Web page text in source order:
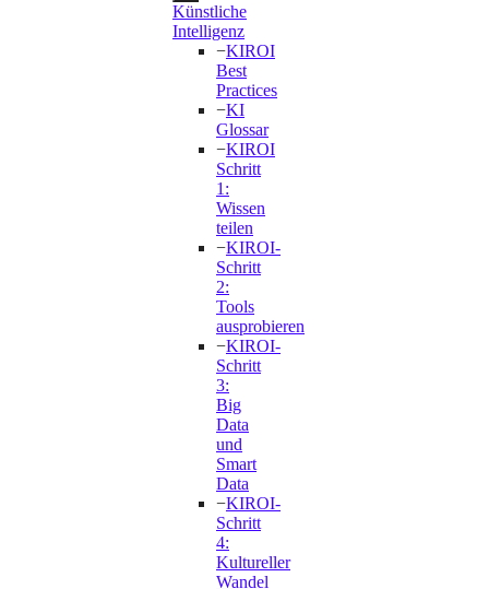
Künstliche
Intelligenz
−KIROI
Best
Practices
−KI
Glossar
−KIROI
Schritt
1:
Wissen
teilen
−KIROI-
Schritt
2:
Tools
ausprobieren
−KIROI-
Schritt
3:
Big
Data
und
Smart
Data
−KIROI-
Schritt
4:
Kultureller
Wandel